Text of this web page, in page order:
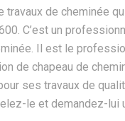
travaux de cheminée
C’est un
Il est le
de chapeau de
ses travaux de
le et demandez-lui